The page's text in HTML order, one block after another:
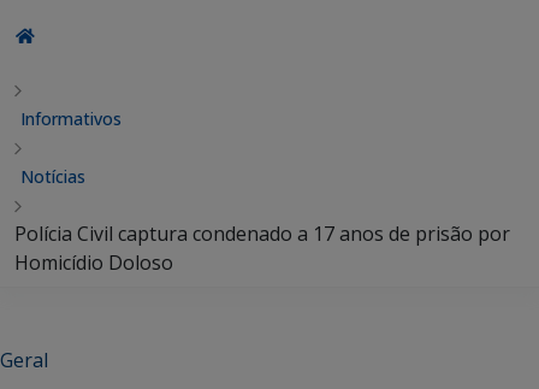
Informativos
Notícias
Polícia Civil captura condenado a 17 anos de prisão por
Homicídio Doloso
Geral